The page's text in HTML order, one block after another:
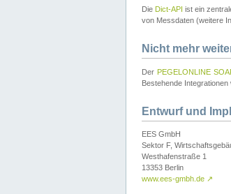
Die Dict-API ist ein
von Messdaten (weitere
Nicht mehr
Der PEGELONLINE
Bestehende
Entwurf und
EES GmbH
Sektor F,
Westhafenstraße 1
13353 Berlin
www.ees-gmbh.de ↗